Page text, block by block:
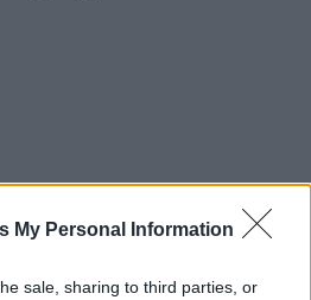
My Personal Information
sale, sharing to third parties, or